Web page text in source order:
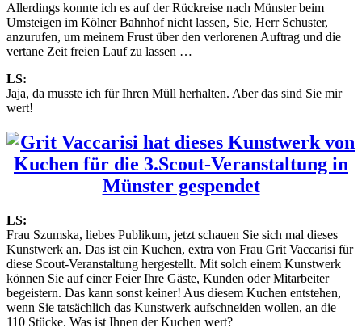
Allerdings konnte ich es auf der Rückreise nach Münster beim
Umsteigen im Kölner Bahnhof nicht lassen, Sie, Herr Schuster,
anzurufen, um meinem Frust über den verlorenen Auftrag und die
vertane Zeit freien Lauf zu lassen …
LS:
Jaja, da musste ich für Ihren Müll herhalten. Aber das sind Sie mir
wert!
LS:
Frau Szumska, liebes Publikum, jetzt schauen Sie sich mal dieses
Kunstwerk an. Das ist ein Kuchen, extra von Frau Grit Vaccarisi für
diese Scout-Veranstaltung hergestellt. Mit solch einem Kunstwerk
können Sie auf einer Feier Ihre Gäste, Kunden oder Mitarbeiter
begeistern. Das kann sonst keiner! Aus diesem Kuchen entstehen,
wenn Sie tatsächlich das Kunstwerk aufschneiden wollen, an die
110 Stücke. Was ist Ihnen der Kuchen wert?